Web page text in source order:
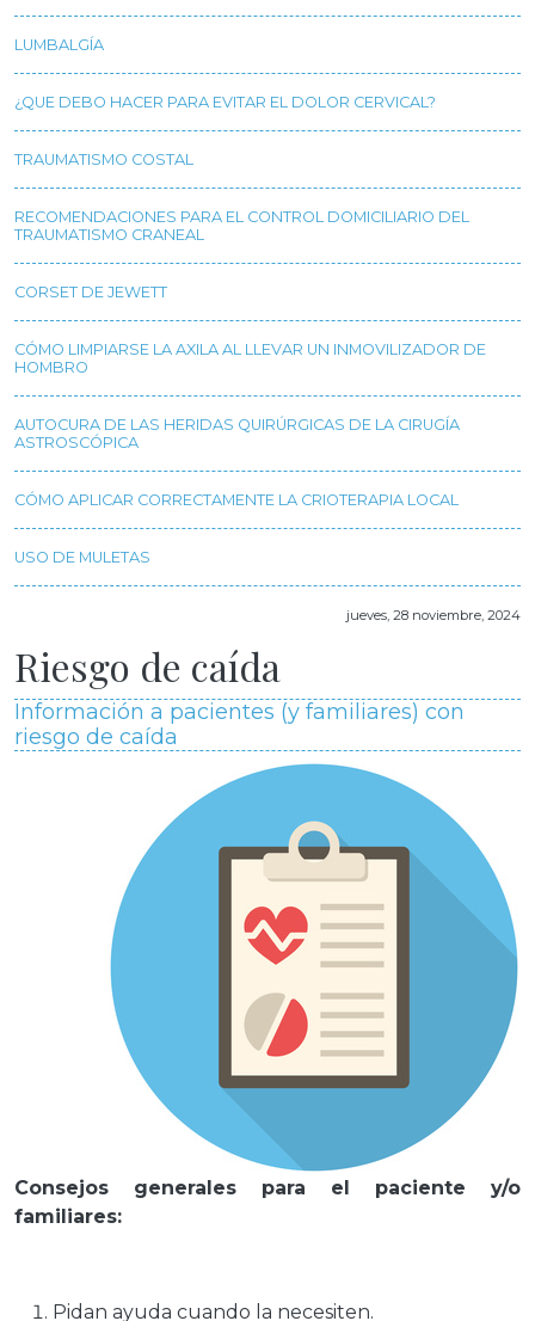
LUMBALGÍA
¿QUE DEBO HACER PARA EVITAR EL DOLOR CERVICAL?
TRAUMATISMO COSTAL
RECOMENDACIONES PARA EL CONTROL DOMICILIARIO DEL
TRAUMATISMO CRANEAL
CORSET DE JEWETT
CÓMO LIMPIARSE LA AXILA AL LLEVAR UN INMOVILIZADOR DE
HOMBRO
AUTOCURA DE LAS HERIDAS QUIRÚRGICAS DE LA CIRUGÍA
ASTROSCÓPICA
CÓMO APLICAR CORRECTAMENTE LA CRIOTERAPIA LOCAL
USO DE MULETAS
jueves, 28 noviembre, 2024
Riesgo de caída
Información a pacientes (y familiares) con
riesgo de caída
Consejos generales para el paciente y/o
familiares:
Pidan ayuda cuando la necesiten.